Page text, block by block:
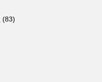
(83)